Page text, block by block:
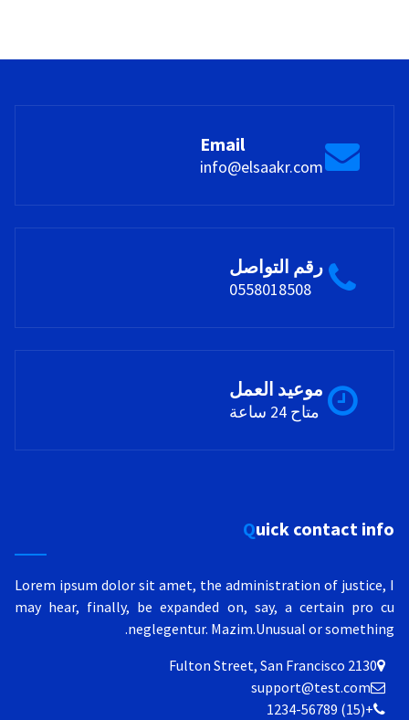
Email
info@elsaakr.com
رقم التواصل
0558018508
موعيد العمل
متاح 24 ساعة
Quick contact info
Lorem ipsum dolor sit amet, the administration of justice, I
may hear, finally, be expanded on, say, a certain pro cu
neglegentur.Mazim.Unusual or something.
2130 Fulton Street, San Francisco
support@test.com
+(15) 1234-56789